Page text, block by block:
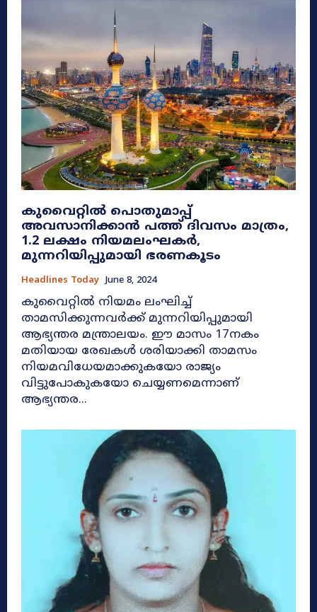
കുവൈറ്റില്‍ പൊതുമാപ്പ്
അവസാനിക്കാന്‍ പത്ത് ദിവസം മാത്രം,
1.2 ലക്ഷം നിയമലംഘകര്‍,
മുന്നറിയിപ്പുമായി ഭരണകൂടം
Headlines Today June 8, 2024
കുവൈറ്റില്‍ നിയമം ലംഘിച്ച്
താമസിക്കുന്നവര്‍ക്ക് മുന്നറിയിപ്പുമായി
ആഭ്യന്തര മന്ത്രാലയം. ഈ മാസം 17നകം
മതിയായ രേഖകള്‍ ശരിയാക്കി താമസം
നിയമവിധേയമാക്കുകയോ രാജ്യം
വിട്ടുപോകുകയോ ചെയ്യണമെന്നാണ്
ആഭ്യന്തര...